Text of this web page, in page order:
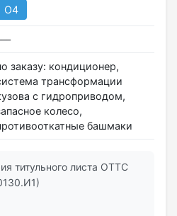
O4
заказу: кондиционер,
трансформации
с гидроприводом,
колесо,
башмаки
титульного листа ОТТС